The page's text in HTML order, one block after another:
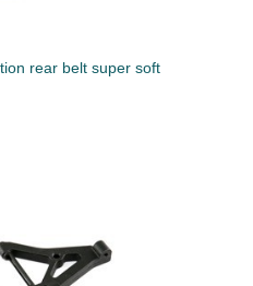
rear belt super soft